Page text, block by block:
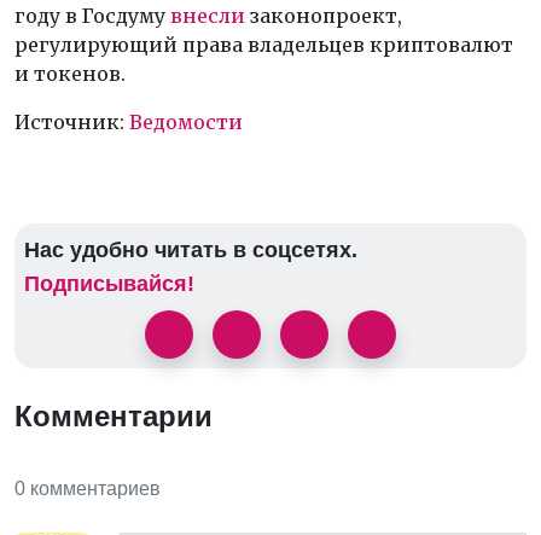
году в Госдуму внесли законопроект,
регулирующий права владельцев криптовалют
и токенов.
Источник: Ведомости
Нас удобно читать в соцсетях.
Подписывайся!
Комментарии
0 комментариев